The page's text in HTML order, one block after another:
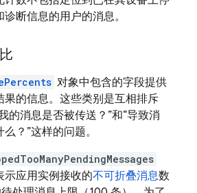
断信息的用户的消息。
对象中包含的字段提供
果的信息。这些类别是互相排斥
的消息是否被传送？”和“导致消
？”这样的问题。
示应用实例接收的不可折叠消息数